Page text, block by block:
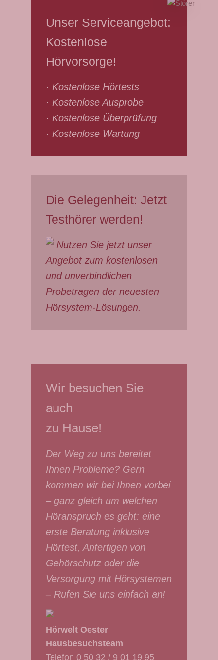
Unser Serviceangebot:
Kostenlose
Hörvorsorge!
· Kostenlose Hörtests
· Kostenlose Ausprobe
· Kostenlose Überprüfung
· Kostenlose Wartung
Die Gelegenheit: Jetzt
Testhörer werden!
Nutzen Sie jetzt unser
Angebot zum kostenlosen
und unverbindlichen
Probetragen der neuesten
Hörsystem-Lösungen.
Wir besuchen Sie
auch
zu Hause!
Der Weg zu uns bereitet
Ihnen Probleme? Gern
kommen wir bei Ihnen vorbei
– ganz gleich um welchen
Höranspruch es geht: eine
erste Beratung inklusive
Hörtest, Anfertigen von
Gehörschutz oder die
Versorgung mit Hörsystemen
– Rufen Sie uns einfach an!
Hörwelt Oester
Hausbesuchsteam
Telefon 0 50 32 / 9 01 19 95